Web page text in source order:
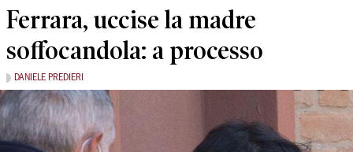
Ferrara, uccise la madre
soffocandola: a processo
DANIELE PREDIERI